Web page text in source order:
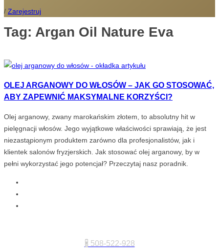
/ Zarejestruj
Tag: Argan Oil Nature Eva
OLEJ ARGANOWY DO WŁOSÓW – JAK GO STOSOWAĆ,
ABY ZAPEWNIĆ MAKSYMALNE KORZYŚCI?
Olej arganowy, zwany marokańskim złotem, to absolutny hit w
pielęgnacji włosów. Jego wyjątkowe właściwości sprawiają, że jest
niezastąpionym produktem zarówno dla profesjonalistów, jak i
klientek salonów fryzjerskich. Jak stosować olej arganowy, by w
pełni wykorzystać jego potencjał? Przeczytaj nasz poradnik.
🖁 508-522-928